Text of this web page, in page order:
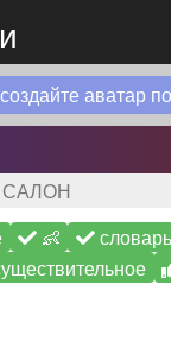
аватар
САЛОН
👶
словарь